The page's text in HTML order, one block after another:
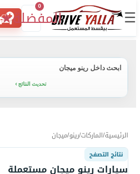
☰ المفضلة
0
★
ابحث داخل رينو ميجان
تحديث النتائج
الرئيسية/الماركات/رينو/ميجان
نتائج التصفح
سيارات رينو ميجان مستعملة